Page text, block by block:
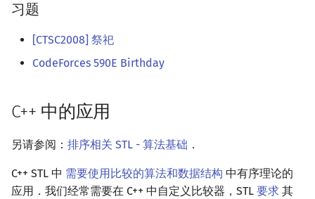
习题
[CTSC2008] 祭祀
CodeForces 590E Birthday
C++ 中的应用
另请参阅： 排序相关 STL - 算法基础 ．
C++ STL 中 需要使用比较的算法和数据结构 中有序理论的
应用．我们经常需要在 C++ 中自定义比较器，STL 要求 其